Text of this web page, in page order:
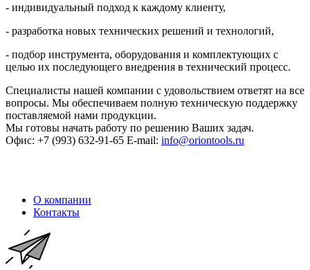
- индивидуальный подход к каждому клиенту,
- разработка новых технических решений и технологий,
- подбор инструмента, оборудования и комплектующих с
целью их последующего внедрения в технический процесс.
Специалисты нашей компании с удовольствием ответят на все
вопросы. Мы обеспечиваем полную техническую поддержку
поставляемой нами продукции.
Мы готовы начать работу по решению Ваших задач.
Офис: +7 (993) 632-91-65‬ E-mail: info@oriontools.ru
О компании
Контакты